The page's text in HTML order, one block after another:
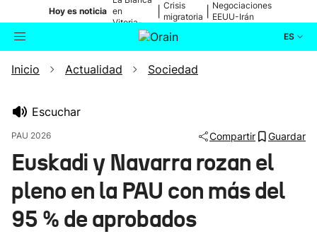
Hoy es noticia en
Vitoria-
Gasteiz
Crisis
migratoria
Negociaciones
EEUU-Irán
ES
Buscador Actualidad
Ikusmiran
Eguraldia
Inicio Actualidad Sociedad
Escuchar
PAU 2026 Compartir Guardar
Euskadi y Navarra rozan el
pleno en la PAU con más del
95 % de aprobados